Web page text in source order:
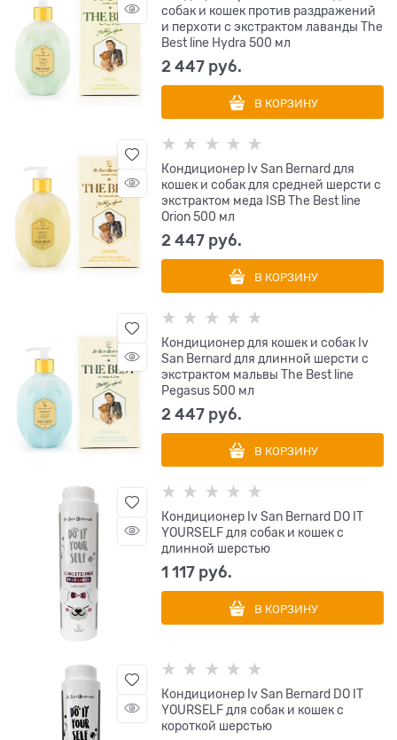
собак и кошек против раздражений
и перхоти с экстрактом лаванды The
Best line Hydra 500 мл
2 447 руб.
В КОРЗИНУ
Кондиционер Iv San Bernard для
кошек и собак для средней шерсти с
экстрактом меда ISB The Best line
Orion 500 мл
2 447 руб.
В КОРЗИНУ
Кондиционер для кошек и собак Iv
San Bernard для длинной шерсти с
экстрактом мальвы The Best line
Pegasus 500 мл
2 447 руб.
В КОРЗИНУ
Кондиционер Iv San Bernard DO IT
YOURSELF для собак и кошек с
длинной шерстью
1 117 руб.
В КОРЗИНУ
Кондиционер Iv San Bernard DO IT
YOURSELF для собак и кошек с
короткой шерстью